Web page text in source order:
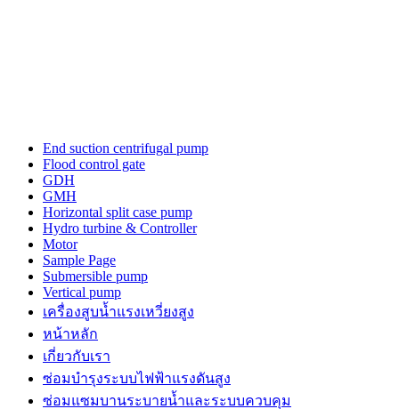
End suction centrifugal pump
Flood control gate
GDH
GMH
Horizontal split case pump
Hydro turbine & Controller
Motor
Sample Page
Submersible pump
Vertical pump
เครื่องสูบน้ำแรงเหวี่ยงสูง
หน้าหลัก
เกี่ยวกับเรา
ซ่อมบำรุงระบบไฟฟ้าแรงดันสูง
ซ่อมแซมบานระบายน้ำและระบบควบคุม